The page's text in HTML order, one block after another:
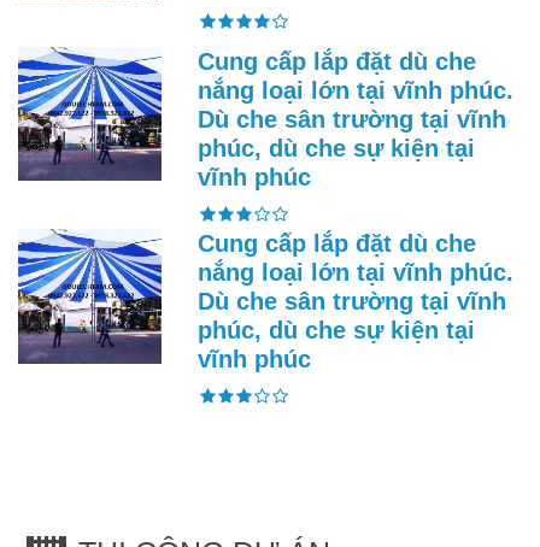
Cung cấp lắp đặt dù che
nắng loại lớn tại vĩnh phúc.
Dù che sân trường tại vĩnh
phúc, dù che sự kiện tại
vĩnh phúc
Cung cấp lắp đặt dù che
nắng loại lớn tại vĩnh phúc.
Dù che sân trường tại vĩnh
phúc, dù che sự kiện tại
vĩnh phúc